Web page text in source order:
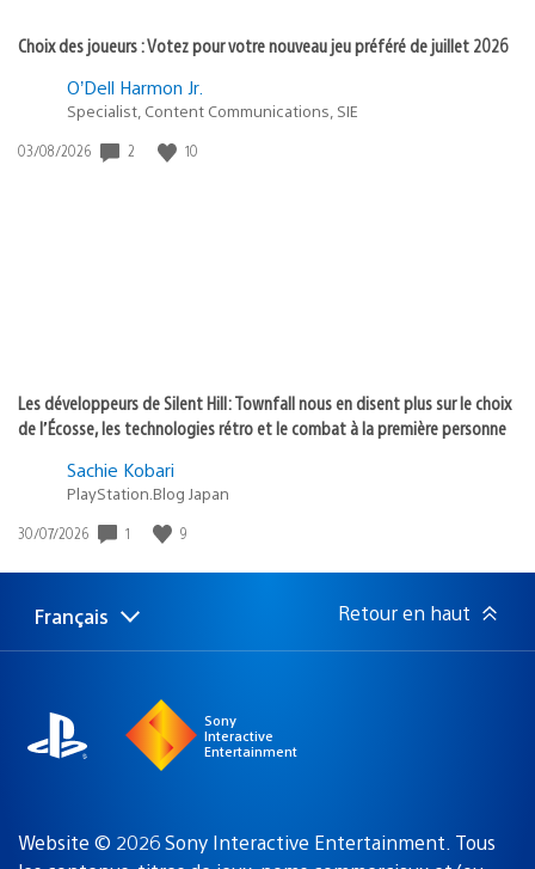
Choix des joueurs : Votez pour votre nouveau jeu préféré de juillet 2026
O’Dell Harmon Jr.
Specialist, Content Communications, SIE
Date
03/08/2026 2 10
Les développeurs de Silent Hill: Townfall nous en disent plus sur le choix
de l’Écosse, les technologies rétro et le combat à la première personne
Sachie Kobari
PlayStation.Blog Japan
Date
publication
30/07/2026 1 9
Choisir
une
Région
actuelle
Français Retour en haut
Sony
Interactive
Entertainment
Website © 2026 Sony Interactive Entertainment. Tous